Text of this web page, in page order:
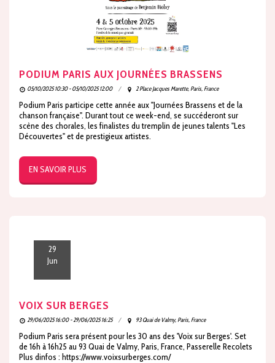
PODIUM PARIS AUX JOURNÉES BRASSENS
05/10/2025 10:30 - 05/10/2025 12:00 2 Place Jacques Marette, Paris, France
Podium Paris participe cette année aux "Journées Brassens et de la
chanson française". Durant tout ce week-end, se succéderont sur
scène des chorales, les finalistes du tremplin de jeunes talents "Les
Découvertes" et de prestigieux artistes.
EN SAVOIR PLUS
29
Jun
VOIX SUR BERGES
29/06/2025 16:00 - 29/06/2025 16:25 93 Quai de Valmy, Paris, France
Podium Paris sera présent pour les 30 ans des 'Voix sur Berges'. Set
de 16h à 16h25 au 93 Quai de Valmy, Paris, France, Passerelle Recolets
Plus dinfos : https://www.voixsurberges.com/